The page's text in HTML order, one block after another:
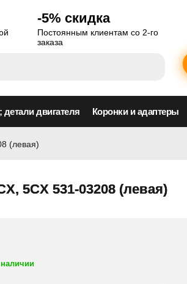
-5% скидка
Постоянным клиентам со 2-го
заказа
детали двигателя Коронки и адаптеры
(левая)
5CX 531-03208 (левая)